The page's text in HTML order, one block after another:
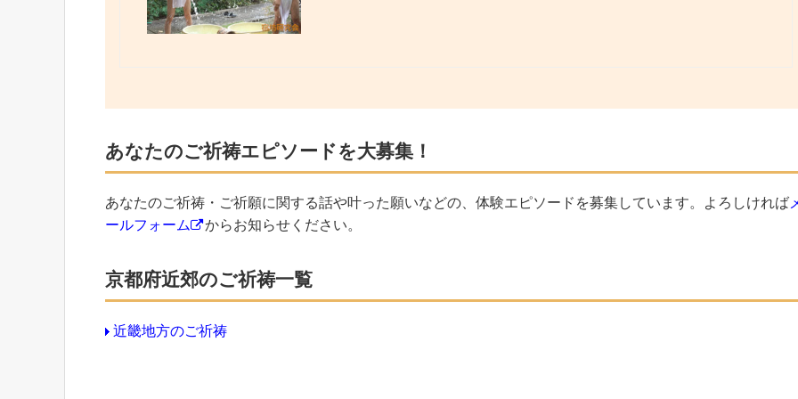
あなたのご祈祷エピソードを大募集！
あなたのご祈祷・ご祈願に関する話や叶った願いなどの、体験エピソードを募集しています。よろしければ
ールフォーム
からお知らせください。
京都府近郊のご祈祷一覧
近畿地方のご祈祷